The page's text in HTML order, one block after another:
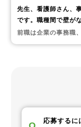
先生、看護師さん、
です。職種間で壁が
前職は企業の事務職
応募するに